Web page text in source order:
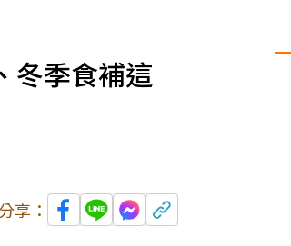
冬季食補這
享：